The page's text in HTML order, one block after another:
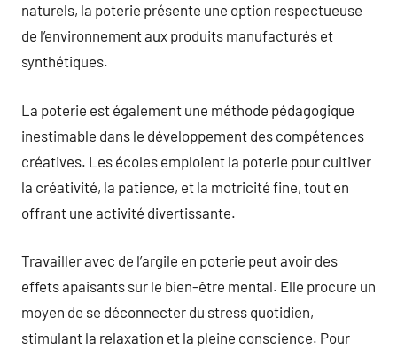
naturels, la poterie présente une option respectueuse
de l’environnement aux produits manufacturés et
synthétiques.
La poterie est également une méthode pédagogique
inestimable dans le développement des compétences
créatives. Les écoles emploient la poterie pour cultiver
la créativité, la patience, et la motricité fine, tout en
offrant une activité divertissante.
Travailler avec de l’argile en poterie peut avoir des
effets apaisants sur le bien-être mental. Elle procure un
moyen de se déconnecter du stress quotidien,
stimulant la relaxation et la pleine conscience. Pour